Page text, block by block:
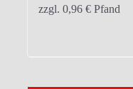
zzgl. 0,96 €Pfand